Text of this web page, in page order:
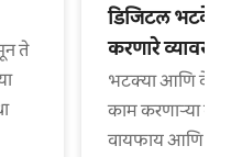
ते
डिजिटल भटके
करणारे
भटक्या आणि
काम करणाऱ्या
वायफाय आणि